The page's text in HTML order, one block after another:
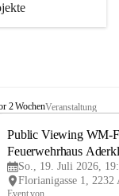
2 WochenVeranstaltung
Public Viewing WM-
Feuerwehrhaus
So., 19. Juli 2026,
Event von